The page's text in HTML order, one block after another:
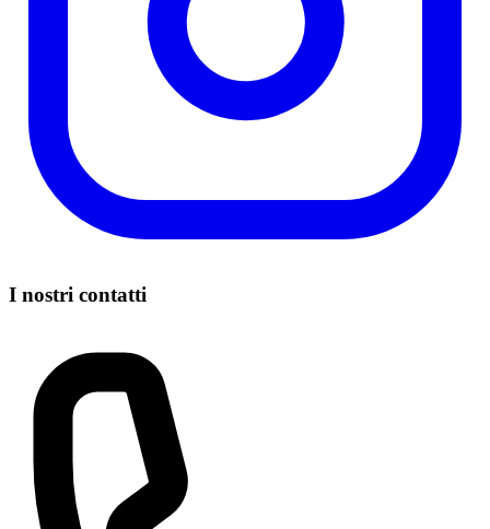
I nostri contatti